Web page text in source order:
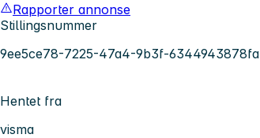
Rapporter annonse
Stillingsnummer
9ee5ce78-7225-47a4-9b3f-6344943878fa
Hentet fra
visma